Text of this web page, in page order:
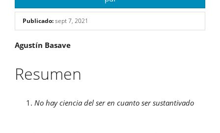
Publicado:sept 7, 2021
Contenido
principal
del
artículo
Agustín Basave
Resumen
No hay ciencia del ser en cuanto ser sustantivado